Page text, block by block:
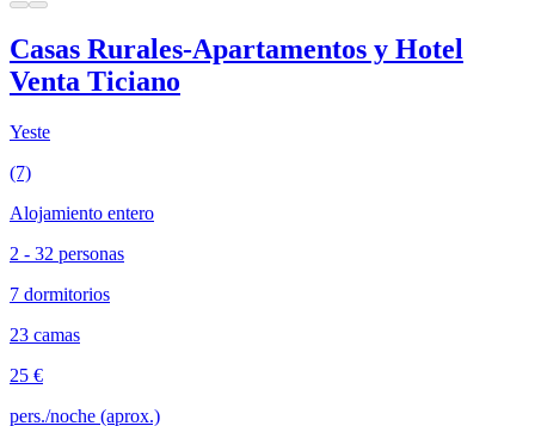
Casas Rurales-Apartamentos y Hotel
Venta Ticiano
Yeste
(7)
Alojamiento entero
2 - 32 personas
7 dormitorios
23 camas
25 €
pers./noche (aprox.)